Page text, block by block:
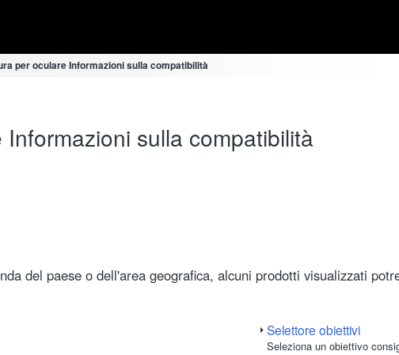
per oculare Informazioni sulla compatibilità
sulla compatibilità
del paese o dell'area geografica, alcuni prodotti visualizzati
Selettore obiettivi
Seleziona un obiettivo